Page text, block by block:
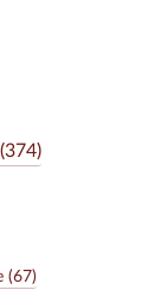
(67)